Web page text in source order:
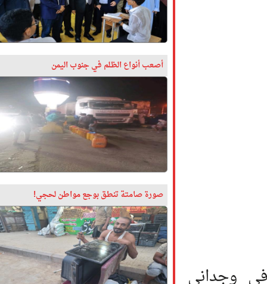
أصعب أنواع الظلم في جنوب اليمن
صورة صامتة تنطق بوجع مواطن لحجي!
وجداني